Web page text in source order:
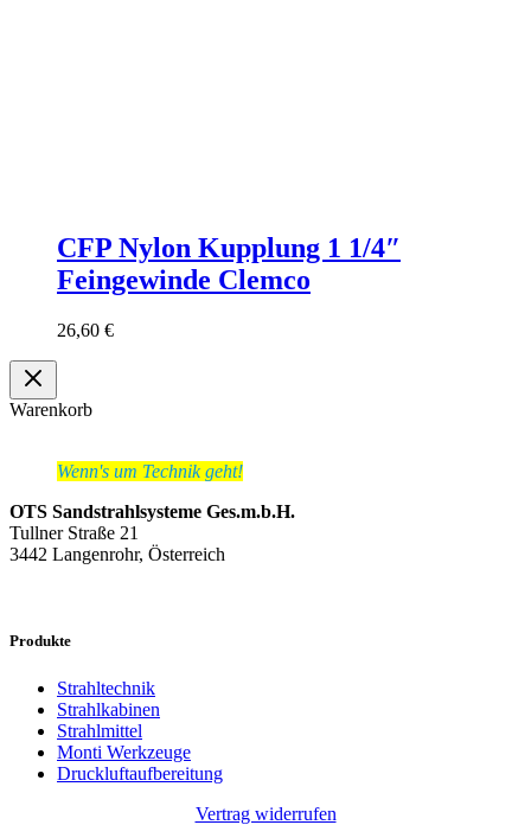
CFP Nylon Kupplung 1 1/4″
Feingewinde Clemco
26,60 €
Warenkorb
Wenn's um Technik geht!
OTS Sandstrahlsysteme Ges.m.b.H.
Tullner Straße 21
3442 Langenrohr, Österreich
Produkte
Strahltechnik
Strahlkabinen
Strahlmittel
Monti Werkzeuge
Druckluftaufbereitung
Vertrag widerrufen